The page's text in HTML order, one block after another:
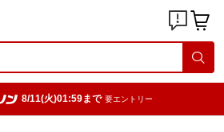
8/11(火)01:59まで 要エントリー